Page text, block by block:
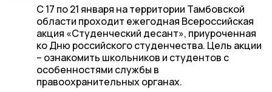
С 17 по 21 января на территории Тамбовской
области проходит ежегодная Всероссийская
акция «Студенческий десант», приуроченная
ко Дню российского студенчества. Цель акции
– ознакомить школьников и студентов с
особенностями службы в
правоохранительных органах.